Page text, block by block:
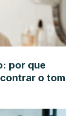
por que
o tom